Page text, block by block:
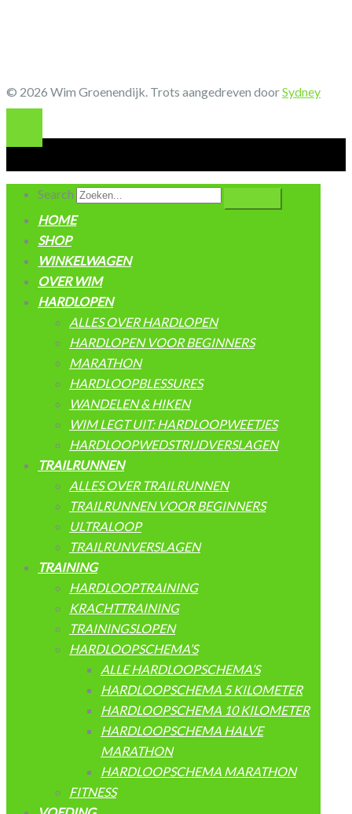
© 2026 Wim Groenendijk. Trots aangedreven doorSydney
Search
HOME
SHOP
WINKELWAGEN
OVER WIM
HARDLOPEN
ALLES OVER HARDLOPEN
HARDLOPEN VOOR BEGINNERS
MARATHON
HARDLOOPBLESSURES
WANDELEN & HIKEN
WIM LEGT UIT: HARDLOOPWEETJES
HARDLOOPWEDSTRIJDVERSLAGEN
TRAILRUNNEN
ALLES OVER TRAILRUNNEN
TRAILRUNNEN VOOR BEGINNERS
ULTRALOOP
TRAILRUNVERSLAGEN
TRAINING
HARDLOOPTRAINING
KRACHTTRAINING
TRAININGSLOPEN
HARDLOOPSCHEMA’S
ALLE HARDLOOPSCHEMA’S
HARDLOOPSCHEMA 5 KILOMETER
HARDLOOPSCHEMA 10 KILOMETER
HARDLOOPSCHEMA HALVE
MARATHON
HARDLOOPSCHEMA MARATHON
FITNESS